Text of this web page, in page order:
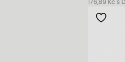
176,89 Kč s